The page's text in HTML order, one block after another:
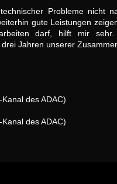
Probleme
gute Leistungen
darf, hilft mir
Jahren unserer
des ADAC)
des ADAC)